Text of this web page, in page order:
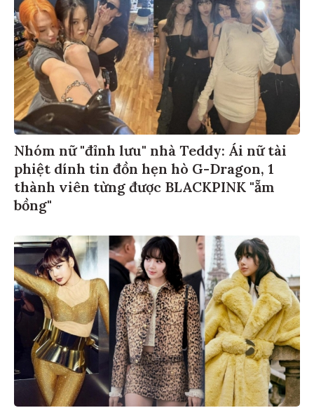
Nhóm nữ "đỉnh lưu" nhà Teddy: Ái nữ tài
phiệt dính tin đồn hẹn hò G-Dragon, 1
thành viên từng được BLACKPINK "ẵm
bồng"